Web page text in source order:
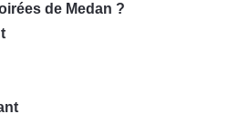
de Medan ?